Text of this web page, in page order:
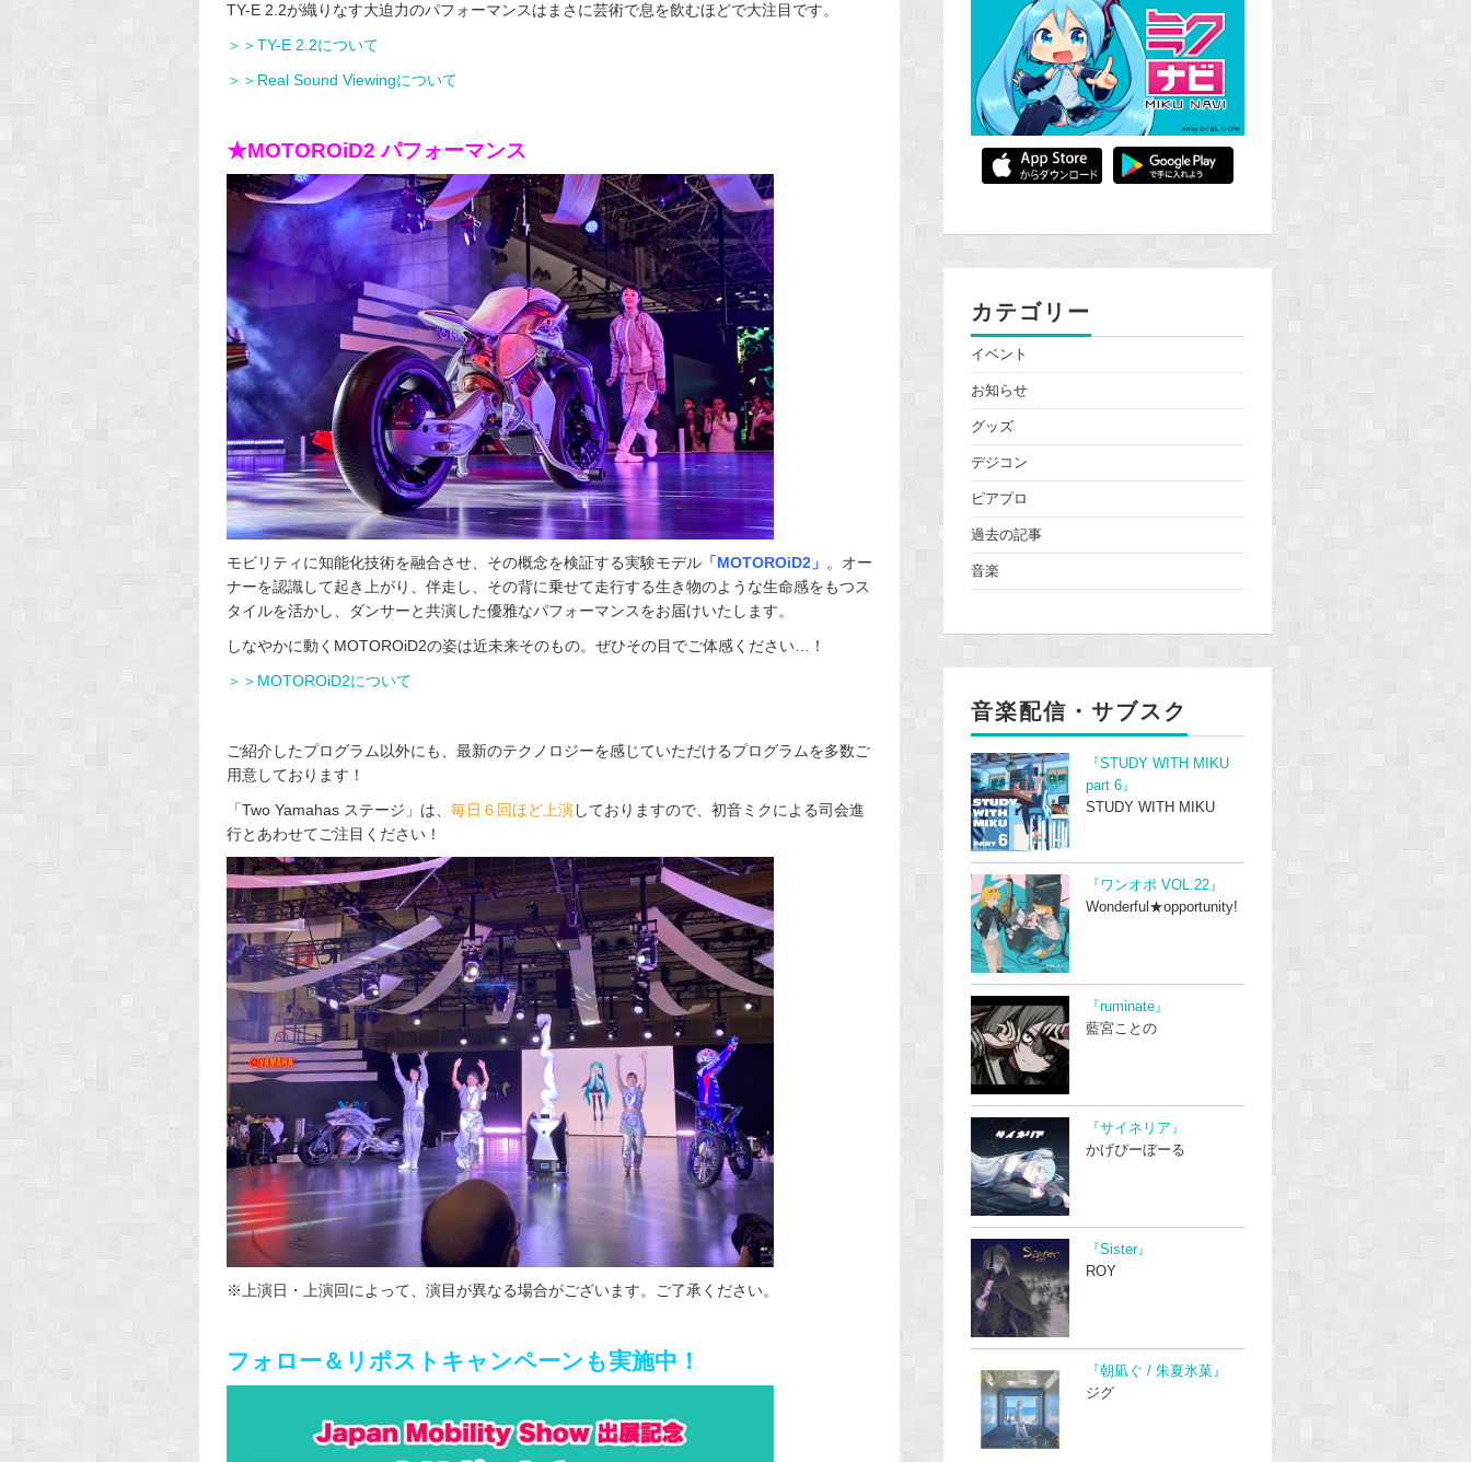
TY-E 2.2が織りなす大迫力のパフォーマンスはまさに芸術で息を飲むほどで大注目です。
＞＞TY-E 2.2について
＞＞Real Sound Viewingについて
★MOTOROiD2 パフォーマンス
モビリティに知能化技術を融合させ、その概念を検証する実験モデル 「MOTOROiD2」 。オー
ナーを認識して起き上がり、伴走し、その背に乗せて走行する生き物のような生命感をもつス
タイルを活かし、ダンサーと共演した優雅なパフォーマンスをお届けいたします。
しなやかに動くMOTOROiD2の姿は近未来そのもの。ぜひその目でご体感ください…！
＞＞MOTOROiD2について
ご紹介したプログラム以外にも、最新のテクノロジーを感じていただけるプログラムを多数ご
用意しております！
「Two Yamahas ステージ」は、 毎日６回ほど上演しておりますので、初音ミクによる司会進
行とあわせてご注目ください！
※上演日・上演回によって、演目が異なる場合がございます。ご了承ください。
フォロー＆リポストキャンペーンも実施中！
カテゴリー
イベント
お知らせ
グッズ
デジコン
ピアプロ
過去の記事
音楽
音楽配信・サブスク
『STUDY WITH MIKU
part 6』
STUDY WITH MIKU
『ワンオポ VOL.22』
Wonderful★opportunity!
『ruminate』
藍宮ことの
『サイネリア』
かげぴーぼーる
『Sister』
ROY
『朝凪ぐ / 朱夏氷菓』
ジグ